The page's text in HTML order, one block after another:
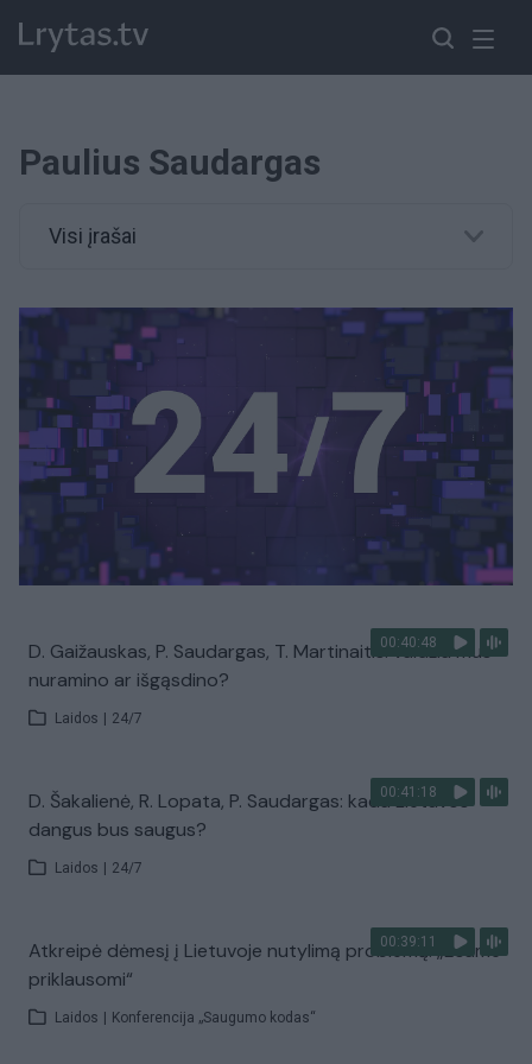
Paulius Saudargas
Visi įrašai
00:40:48
D. Gaižauskas, P. Saudargas, T. Martinaitis: valdžia mus
nuramino ar išgąsdino?
Laidos 24/7
00:41:18
D. Šakalienė, R. Lopata, P. Saudargas: kada Lietuvos
dangus bus saugus?
Laidos 24/7
00:39:11
Atkreipė dėmesį į Lietuvoje nutylimą problemą: „Esame
priklausomi“
Laidos Konferencija „Saugumo kodas“